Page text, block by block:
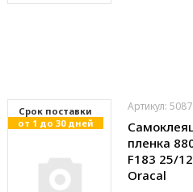
Cрок поставки
от 1 до 30 дней
Артикул:
пленка
F183 25/
Oracal